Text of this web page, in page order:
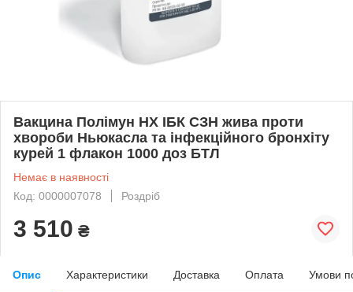
Вакцина Полімун НХ ІБК СЗН жива проти
хвороби Ньюкасла та інфекційного бронхіту
курей 1 флакон 1000 доз БТЛ
Немає в наявності
Код: 0000007078
Роздріб
3 510 ₴
Опис Характеристики Доставка Оплата Умови